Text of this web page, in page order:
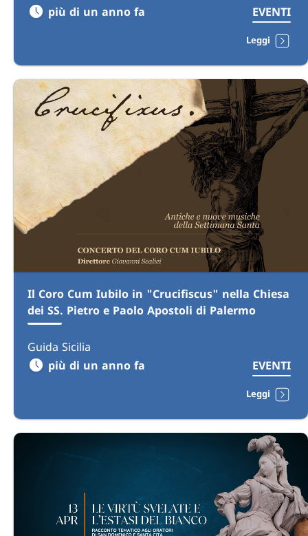
più di un anno fa
EVENTI
Leggi
Il Coro Cum Iubilo in "Crucifiscus" nella Chiesa
dei SS. Pietro e Paolo Apostoli di Palermo
Guida Sicilia
più di un anno fa
EVENTI
Leggi